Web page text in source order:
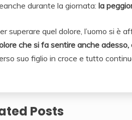
durante la giornata: la
superare quel dolore, l’uomo si è
che si fa sentire anche adesso,
suo figlio in croce e tutto
Posts